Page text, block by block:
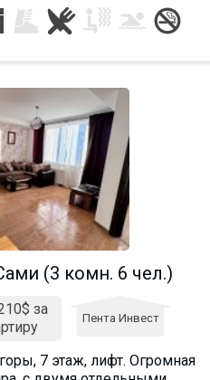
(3 комн. 6 чел.)
за
Пента Инвест
7 этаж, лифт. Огромная